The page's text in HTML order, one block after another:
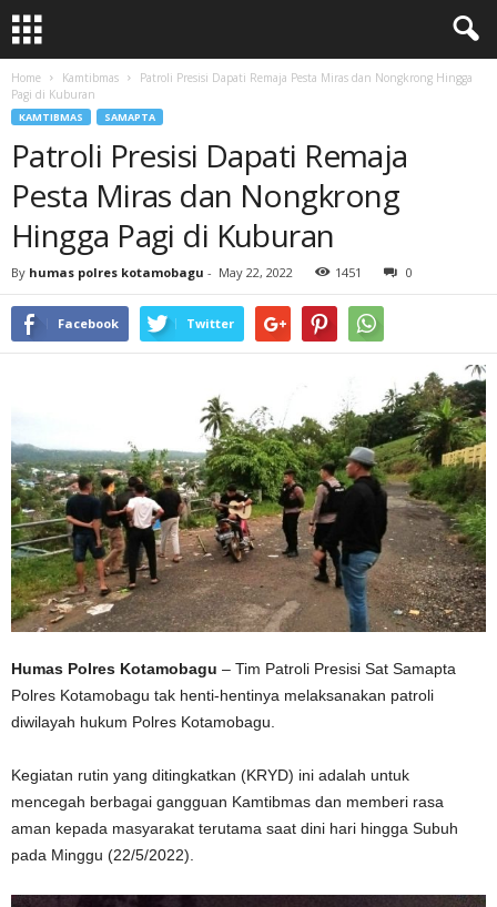
Home Kamtibmas
Patroli Presisi Dapati Remaja Pesta Miras dan Nongkrong Hingga
Pagi di Kuburan
KAMTIBMAS SAMAPTA
Patroli Presisi Dapati Remaja
Pesta Miras dan Nongkrong
Hingga Pagi di Kuburan
By humas polres kotamobagu - May 22, 2022 1451 0
Facebook Twitter
Humas Polres Kotamobagu – Tim Patroli Presisi Sat Samapta
Polres Kotamobagu tak henti-hentinya melaksanakan patroli
diwilayah hukum Polres Kotamobagu.
Kegiatan rutin yang ditingkatkan (KRYD) ini adalah untuk
mencegah berbagai gangguan Kamtibmas dan memberi rasa
aman kepada masyarakat terutama saat dini hari hingga Subuh
pada Minggu (22/5/2022).